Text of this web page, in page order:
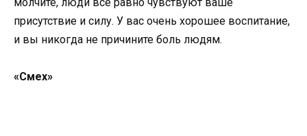
присутствие и силу. У вас очень хорошее воспитание,
и вы никогда не причините боль людям.
«Смех»